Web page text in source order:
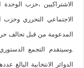
الاشتراكيين ،حزب الوحدة
الاجتماعي التحرري وحزب
المدعومة من قبل تحالف
.وسيتقدم التجمع